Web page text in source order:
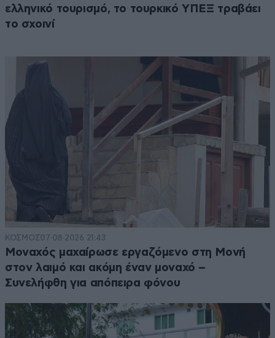
ελληνικό τουρισμό, το τουρκικό ΥΠΕΞ τραβάει
το σχοινί
ΚΟΣΜΟΣ07·08·2026 21:43
Μοναχός μαχαίρωσε εργαζόμενο στη Μονή
στον λαιμό και ακόμη έναν μοναχό –
Συνελήφθη για απόπειρα φόνου